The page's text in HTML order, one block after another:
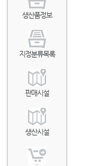
생산품정보
지정분류목록
판매시설
생산시설